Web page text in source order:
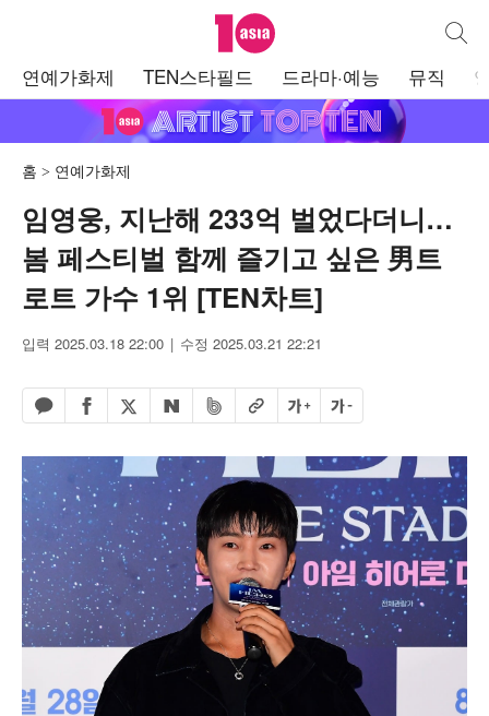
텐아시아 통합
연예가화제 TEN스타필드 드라마·예능 뮤직
홈 연예가화제
임영웅, 지난해 233억 벌었다더니…
봄 페스티벌 함께 즐기고 싶은 男트
로트 가수 1위 [TEN차트]
입력 2025.03.18 22:00 수정 2025.03.21 22:21
카카오톡 공유하기
페이스북 공유하기
엑스 공유하기
네이버 공유하기
밴드 공유하기
URL복사글자 크게글자 작게